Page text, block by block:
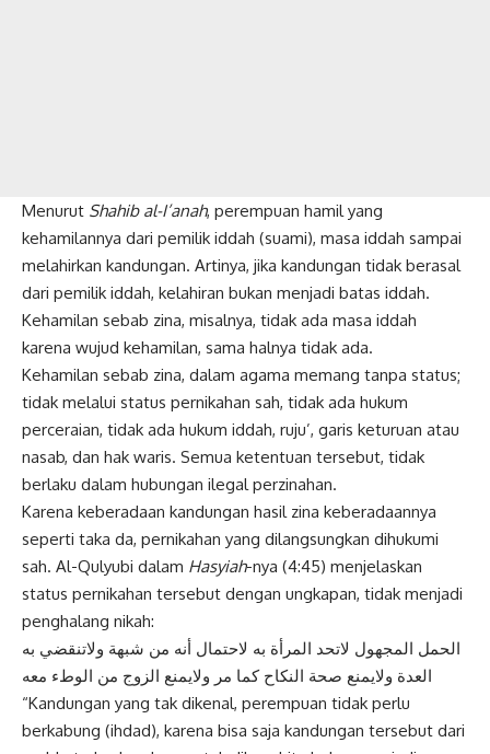
Menurut Shahib al-I’anah, perempuan hamil yang
kehamilannya dari pemilik iddah (suami), masa iddah sampai
melahirkan kandungan. Artinya, jika kandungan tidak berasal
dari pemilik iddah, kelahiran bukan menjadi batas iddah.
Kehamilan sebab zina, misalnya, tidak ada masa iddah
karena wujud kehamilan, sama halnya tidak ada.
Kehamilan sebab zina, dalam agama memang tanpa status;
tidak melalui status pernikahan sah, tidak ada hukum
perceraian, tidak ada hukum iddah, ruju’, garis keturuan atau
nasab, dan hak waris. Semua ketentuan tersebut, tidak
berlaku dalam hubungan ilegal perzinahan.
Karena keberadaan kandungan hasil zina keberadaannya
seperti taka da, pernikahan yang dilangsungkan dihukumi
sah. Al-Qulyubi dalam Hasyiah-nya (4:45) menjelaskan
status pernikahan tersebut dengan ungkapan, tidak menjadi
penghalang nikah:
الحمل المجهول لاتحد المرأة به لاحتمال أنه من شبهة ولاتنقضي به
العدة ولايمنع صحة النكاح كما مر ولايمنع الزوج من الوطء معه
“Kandungan yang tak dikenal, perempuan tidak perlu
berkabung (ihdad), karena bisa saja kandungan tersebut dari